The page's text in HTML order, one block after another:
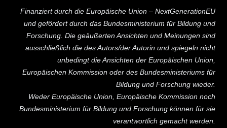
Finanziert durch die Europäische Union – NextGenerationEU
und gefördert durch das Bundesministerium für Bildung und
Forschung. Die geäußerten Ansichten und Meinungen sind
ausschließlich die des Autors/der Autorin und spiegeln nicht
unbedingt die Ansichten der Europäischen Union,
Europäischen Kommission oder des Bundesministeriums für
Bildung und Forschung wieder.
Weder Europäische Union, Europäische Kommission noch
Bundesministerium für Bildung und Forschung können für sie
verantwortlich gemacht werden.